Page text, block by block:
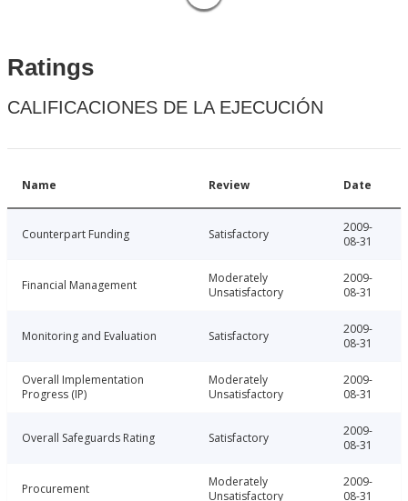
Ratings
CALIFICACIONES DE LA EJECUCIÓN
Name Review Date
Counterpart Funding Satisfactory
2009-
08-31
Financial Management
Moderately
Unsatisfactory
2009-
08-31
Monitoring and Evaluation Satisfactory
2009-
08-31
Overall Implementation
Progress (IP)
Moderately
Unsatisfactory
2009-
08-31
Overall Safeguards Rating Satisfactory
2009-
08-31
Procurement
Moderately
Unsatisfactory
2009-
08-31